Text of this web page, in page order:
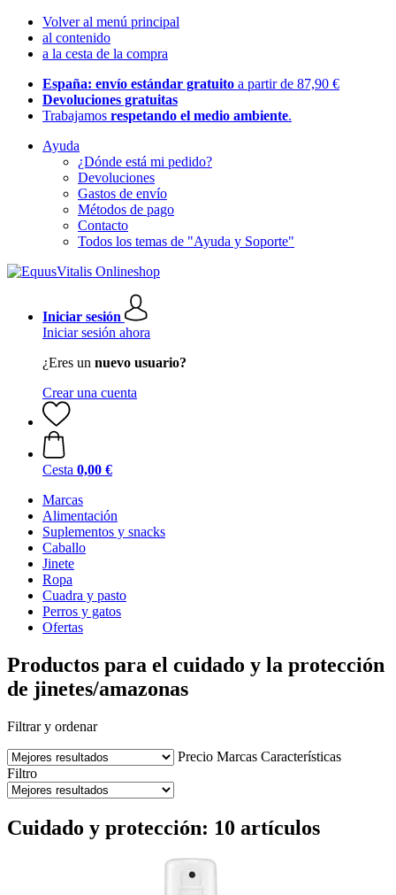
Volver al menú principal
al contenido
a la cesta de la compra
España: envío estándar gratuito a partir de 87,90 €
Devoluciones gratuitas
Trabajamos respetando el medio ambiente.
Ayuda
¿Dónde está mi pedido?
Devoluciones
Gastos de envío
Métodos de pago
Contacto
Todos los temas de "Ayuda y Soporte"
Iniciar sesión
Iniciar sesión ahora
¿Eres un nuevo usuario?
Crear una cuenta
Cesta 0,00 €
Marcas
Alimentación
Suplementos y snacks
Caballo
Jinete
Ropa
Cuadra y pasto
Perros y gatos
Ofertas
Productos para el cuidado y la protección
de jinetes/amazonas
Filtrar y ordenar
Precio Marcas Características
Filtro
Cuidado y protección: 10 artículos